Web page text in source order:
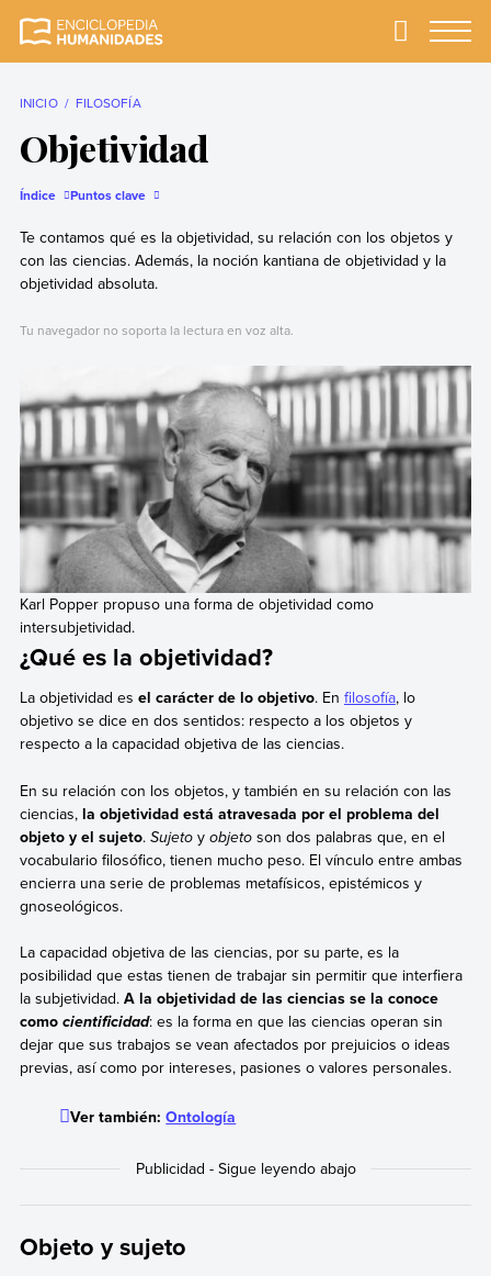
completa y más
Primary
INICIO FILOSOFÍA
Objetividad
Índice Puntos clave
Te contamos qué es la objetividad, su relación con los objetos y
con las ciencias. Además, la noción kantiana de objetividad y la
objetividad absoluta.
Tu navegador no soporta la lectura en voz alta.
Karl Popper propuso una forma de objetividad como
intersubjetividad.
¿Qué es la objetividad?
La objetividad es el carácter de lo objetivo. En filosofía, lo
objetivo se dice en dos sentidos: respecto a los objetos y
respecto a la capacidad objetiva de las ciencias.
En su relación con los objetos, y también en su relación con las
ciencias,la objetividad está atravesada por el problema del
objeto y el sujeto. Sujetoy objetoson dos palabras que, en el
vocabulario filosófico, tienen mucho peso. El vínculo entre ambas
encierra una serie de problemas metafísicos, epistémicos y
gnoseológicos.
La capacidad objetiva de las ciencias, por su parte, es la
posibilidad que estas tienen de trabajar sin permitir que interfiera
la subjetividad. A la objetividad de las ciencias se la conoce
como cientificidad: es la forma en que las ciencias operan sin
dejar que sus trabajos se vean afectados por prejuicios o ideas
previas, así como por intereses, pasiones o valores personales.
Ver también:Ontología
Objeto y sujeto